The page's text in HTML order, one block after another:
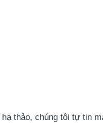
thảo, chúng tôi tự tin